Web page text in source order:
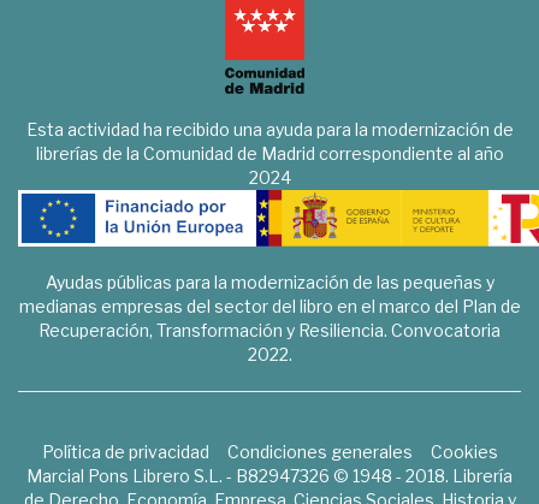
Esta actividad ha recibido una ayuda para la modernización de
librerías de la Comunidad de Madrid correspondiente al año
2024
Ayudas públicas para la modernización de las pequeñas y
medianas empresas del sector del libro en el marco del Plan de
Recuperación, Transformación y Resiliencia. Convocatoria
2022.
Política de privacidad Condiciones generales
Cookies
Marcial Pons Librero S.L. - B82947326 © 1948 - 2018. Librería